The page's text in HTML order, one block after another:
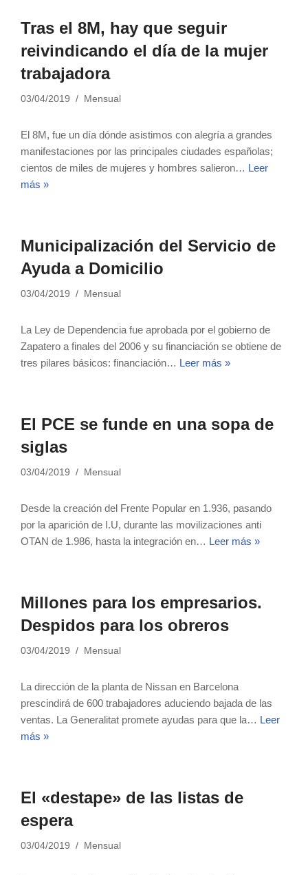
Tras el 8M, hay que seguir
reivindicando el día de la mujer
trabajadora
03/04/2019 Mensual
El 8M, fue un día dónde asistimos con alegría a grandes
manifestaciones por las principales ciudades españolas;
cientos de miles de mujeres y hombres salieron… Leer
más »
Municipalización del Servicio de
Ayuda a Domicilio
03/04/2019 Mensual
La Ley de Dependencia fue aprobada por el gobierno de
Zapatero a finales del 2006 y su financiación se obtiene de
tres pilares básicos: financiación… Leer más »
El PCE se funde en una sopa de
siglas
03/04/2019 Mensual
Desde la creación del Frente Popular en 1.936, pasando
por la aparición de I.U, durante las movilizaciones anti
OTAN de 1.986, hasta la integración en… Leer más »
Millones para los empresarios.
Despidos para los obreros
03/04/2019 Mensual
La dirección de la planta de Nissan en Barcelona
prescindirá de 600 trabajadores aduciendo bajada de las
ventas. La Generalitat promete ayudas para que la… Leer
más »
El «destape» de las listas de
espera
03/04/2019 Mensual